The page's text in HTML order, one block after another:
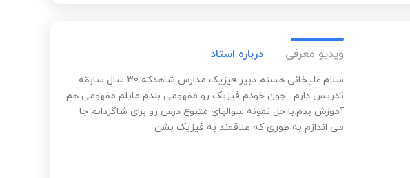
ویدیو معرفی درباره استاد
سلام.علیخانی هستم دبیر فیزیک مدارس شاهدکه 30 سال سابقه
تدریس دارم . چون خودم فیزیک رو مفهومی بلدم مایلم مفهومی هم
آموزش بدم.با حل نمونه سوالهای متنوع درس رو برای شاگردانم جا
می اندازم به طوری که علاقمند به فیزیک بشن